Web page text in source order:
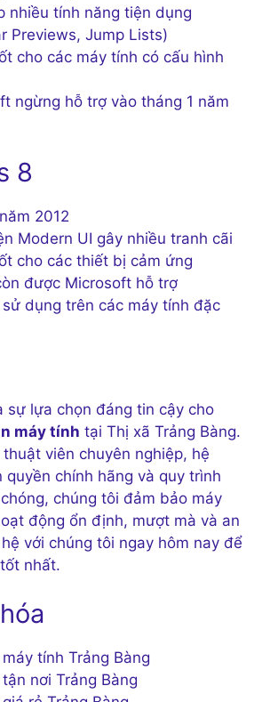
nhiều tính năng tiện dụng
Previews, Jump Lists)
cho các máy tính có cấu hình
ngừng hỗ trợ vào tháng 1 năm
8
2012
Modern UI gây nhiều tranh cãi
cho các thiết bị cảm ứng
được Microsoft hỗ trợ
sử dụng trên các máy tính đặc
sự lựa chọn đáng tin cậy cho
máy tính tại Thị xã Trảng Bàng.
viên chuyên nghiệp, hệ
quyền chính hãng và quy trình
chúng tôi đảm bảo máy
động ổn định, mượt mà và an
với chúng tôi ngay hôm nay để
nhất.
tính Trảng Bàng
nơi Trảng Bàng